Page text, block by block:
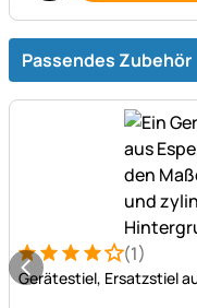
Passendes Zubehör
Bewertung: 4 von 5 (1
1 Bewertung(1)
Gerätestiel, Ersatzstiel